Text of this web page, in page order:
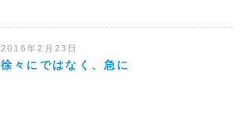
2016年2月23日
徐々にではなく、急に